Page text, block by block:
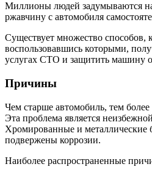
Миллионы людей задумываются
ржавчину с автомобиля
Существует множество способов,
воспользовавшись которыми,
услугах СТО и защитить машину
Причины
Чем старше автомобиль, тем
Эта проблема является
Хромированные и металлические
подвержены коррозии.
Наиболее распространенные